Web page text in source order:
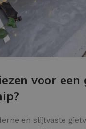
voor een
en slijtvaste